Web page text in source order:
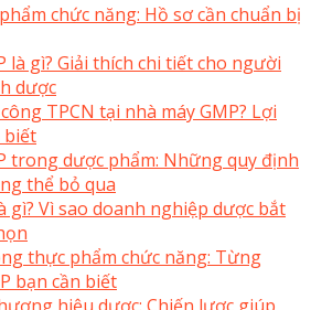
chức năng: Hồ sơ cần chuẩn bị
là gì? Giải thích chi tiết cho người
dược
TPCN tại nhà máy GMP? Lợi
biết
trong dược phẩm: Những quy định
thể bỏ qua
gì? Vì sao doanh nghiệp dược bắt
thực phẩm chức năng: Từng
bạn cần biết
hiệu dược: Chiến lược giúp